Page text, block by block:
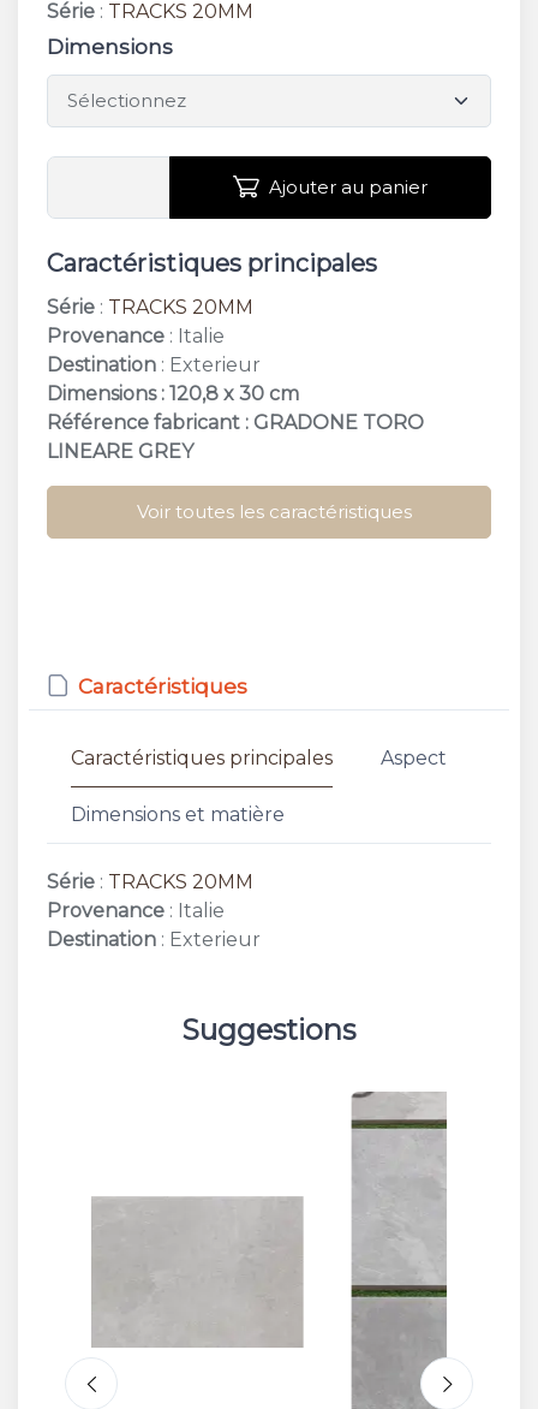
Série : TRACKS 20MM
Dimensions
Ajouter au panier
Caractéristiques principales
Série : TRACKS 20MM
Provenance : Italie
Destination : Exterieur
Dimensions : 120,8 x 30 cm
Référence fabricant : GRADONE TORO
LINEARE GREY
Voir toutes les caractéristiques
Caractéristiques
Caractéristiques principales Aspect
Dimensions et matière
Série : TRACKS 20MM
Provenance : Italie
Destination : Exterieur
Suggestions